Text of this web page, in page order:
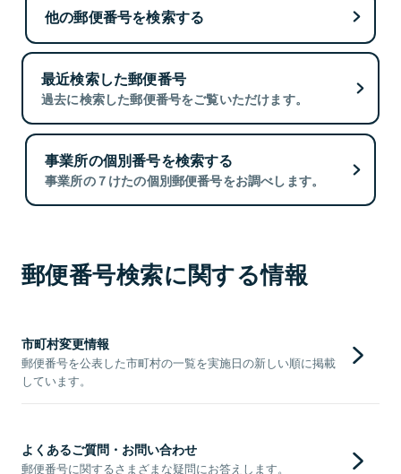
他の郵便番号を検索する
最近検索した郵便番号
過去に検索した郵便番号をご覧いただけます。
事業所の個別番号を検索する
事業所の７けたの個別郵便番号をお調べします。
郵便番号検索に関する情報
市町村変更情報
郵便番号を公表した市町村の一覧を実施日の新しい順に掲載
しています。
よくあるご質問・お問い合わせ
郵便番号に関するさまざまな疑問にお答えします。